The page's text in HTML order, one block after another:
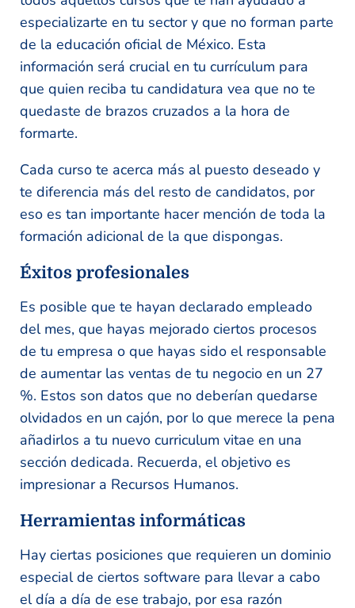
especializarte en tu sector y que no forman parte
de la educación oficial de México. Esta
información será crucial en tu currículum para
que quien reciba tu candidatura vea que no te
quedaste de brazos cruzados a la hora de
formarte.
Cada curso te acerca más al puesto deseado y
te diferencia más del resto de candidatos, por
eso es tan importante hacer mención de toda la
formación adicional de la que dispongas.
Éxitos profesionales
Es posible que te hayan declarado empleado
del mes, que hayas mejorado ciertos procesos
de tu empresa o que hayas sido el responsable
de aumentar las ventas de tu negocio en un 27
%. Estos son datos que no deberían quedarse
olvidados en un cajón, por lo que merece la pena
añadirlos a tu nuevo curriculum vitae en una
sección dedicada. Recuerda, el objetivo es
impresionar a Recursos Humanos.
Herramientas informáticas
Hay ciertas posiciones que requieren un dominio
especial de ciertos software para llevar a cabo
el día a día de ese trabajo, por esa razón